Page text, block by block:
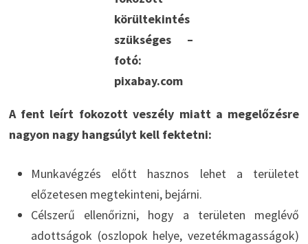
körültekintés
szükséges –
fotó:
pixabay.com
A fent leírt fokozott veszély miatt a megelőzésre
nagyon nagy hangsúlyt kell fektetni:
Munkavégzés előtt hasznos lehet a területet
előzetesen megtekinteni, bejárni.
Célszerű ellenőrizni, hogy a területen meglévő
adottságok (oszlopok helye, vezetékmagasságok)